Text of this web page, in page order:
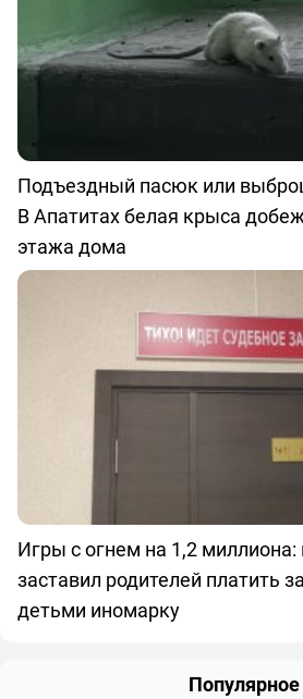
Подъездный пасюк или
В Апатитах белая крыса
этажа дома
Игры с огнем на 1,2 миллиона:
заставил родителей платить
детьми иномарку
Популярное